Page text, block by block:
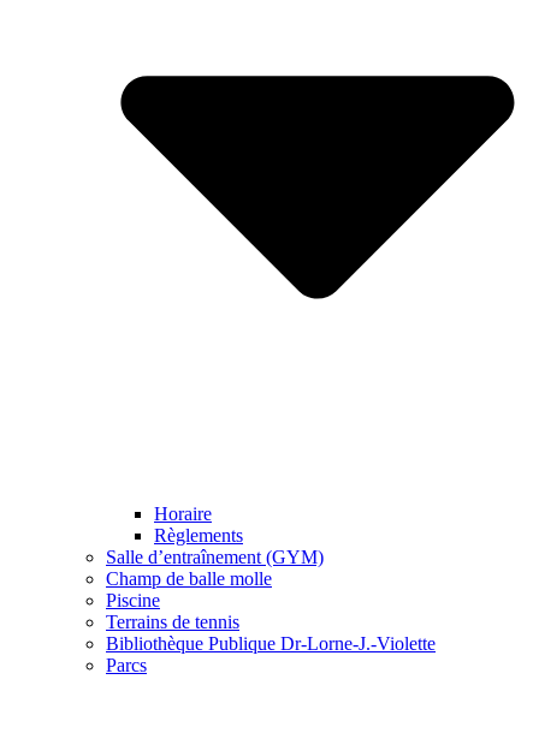
Horaire
Règlements
Salle d’entraînement (GYM)
Champ de balle molle
Piscine
Terrains de tennis
Bibliothèque Publique Dr-Lorne-J.-Violette
Parcs